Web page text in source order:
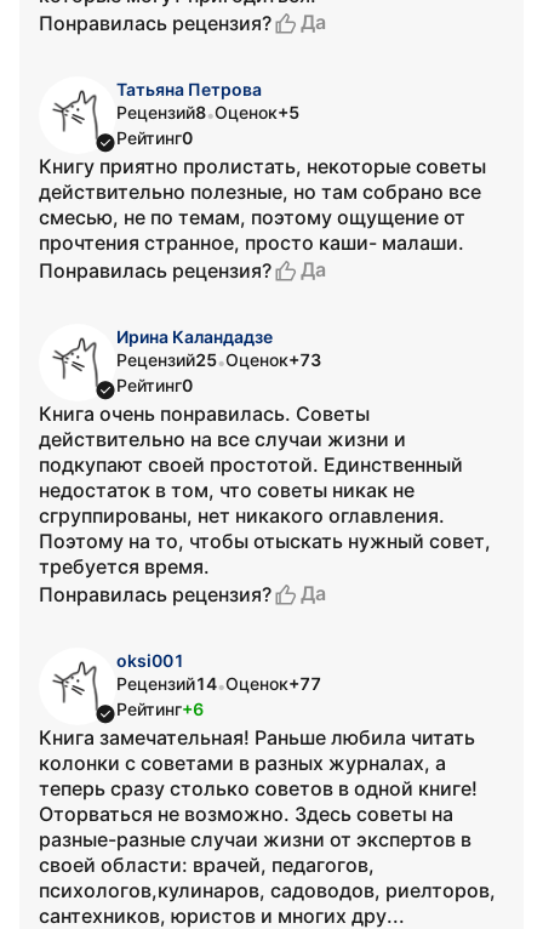
Понравилась рецензия?
Да
Татьяна Петрова
Рецензий8•Оценок+5
Рейтинг0
Книгу приятно пролистать, некоторые советы
действительно полезные, но там собрано все
смесью, не по темам, поэтому ощущение от
прочтения странное, просто каши- малаши.
Понравилась рецензия?
Да
Ирина Каландадзе
Рецензий25•Оценок+73
Рейтинг0
Книга очень понравилась. Советы
действительно на все случаи жизни и
подкупают своей простотой. Единственный
недостаток в том, что советы никак не
сгруппированы, нет никакого оглавления.
Поэтому на то, чтобы отыскать нужный совет,
требуется время.
Понравилась рецензия?
Да
oksi001
Рецензий14•Оценок+77
Рейтинг+6
Книга замечательная! Раньше любила читать
колонки с советами в разных журналах, а
теперь сразу столько советов в одной книге!
Оторваться не возможно. Здесь советы на
разные-разные случаи жизни от экспертов в
своей области: врачей, педагогов,
психологов,кулинаров, садоводов, риелторов,
сантехников, юристов и многих дру...